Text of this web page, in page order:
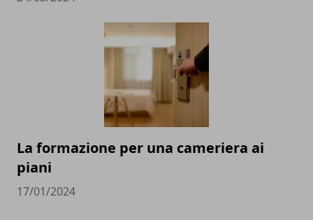
La formazione per una cameriera ai
piani
17/01/2024